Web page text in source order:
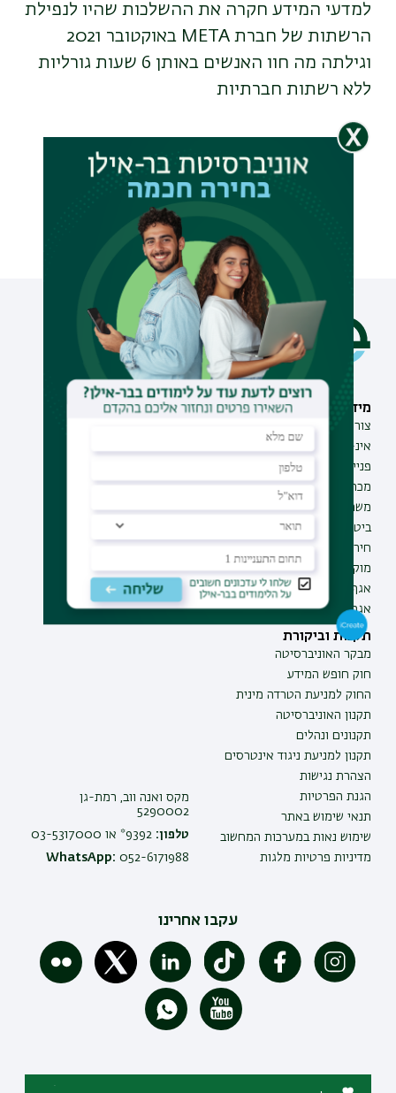
למדעי המידע חקרה את ההשלכות שהיו לנפילת
הרשתות של חברת META באוקטובר 2021
וגילתה מה חוו האנשים באותן 6 שעות גורליות
ללא רשתות חברתיות
מידע וסיוע
צור קשר
אינ-בר מידע אישי לסטודנט
פנייה למנהל האתר
מכרזים
משרות בבר-אילן
ביטחון ובטיחות
חירום ועזרה ראשונה
מוקד בקרה לדיווחים
אגף התקשוב
אגף התפעול
תחומי לימוד
מכינות
תוכניות העשרה
תעודת הוראה
תקנות וביקורת
מבקר האוניברסיטה
חוק חופש המידע
החוק למניעת הטרדה מינית
תקנון האוניברסיטה
תקנונים ונהלים
תקנון למניעת ניגוד אינטרסים
הצהרת נגישות
הגנת הפרטיות
תנאי שימוש באתר
שימוש נאות במערכות המחשוב
מדיניות פרטיות מלגות
מקס ואנה ווב, רמת-גן
5290002
טלפון: 9392* או 03-5317000
WhatsApp: 052-6171988
עקבו אחרינו